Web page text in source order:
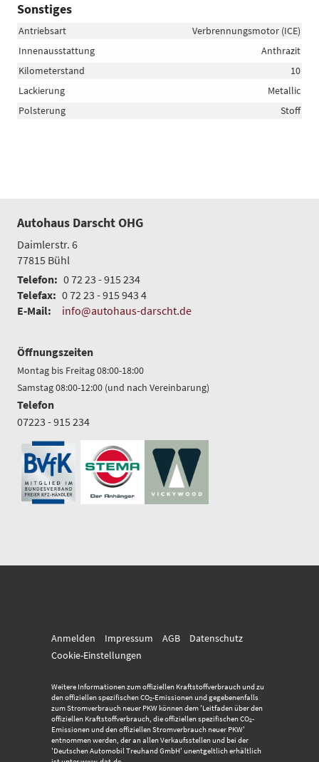
Sonstiges
Antriebsart
Verbrennungsmotor (ICE)
Innenausstattung
Anthrazit
Kilometerstand
10
Lackierung
Metallic
Polsterung
Stoff
Autohaus Darscht OHG
Daimlerstr. 6
77815 Bühl
Telefon: 0 72 23 - 915 234
Telefax: 0 72 23 - 915 943 4
E-Mail:
info@autohaus-darscht.de
Öffnungszeiten
Montag bis Freitag 08:00-18:00
Samstag 08:00-12:00 (und nach Vereinbarung)
Telefon
07223 - 915 234
Anmelden Impressum AGB
Datenschutz
Cookie-Einstellungen
Weitere Informationen zum offiziellen Kraftstoffverbrauch und zu
den offiziellen spezifischen CO2-Emissionen und gegebenenfalls
zum Stromverbrauch neuer PKW können dem 'Leitfaden über den
offiziellen Kraftstoffverbrauch, die offiziellen spezifischen CO2-
Emissionen und den offiziellen Stromverbrauch neuer PKW'
entnommen werden, der an allen Verkaufsstellen und bei der
'Deutschen Automobil Treuhand GmbH' unentgeltlich erhältlich